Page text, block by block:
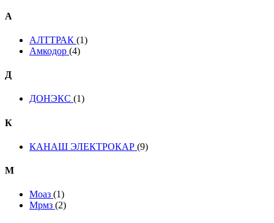
А
АЛТТРАК (1)
Амкодор (4)
Д
ДОНЭКС (1)
К
КАНАШ ЭЛЕКТРОКАР (9)
М
Моаз (1)
Мрмз (2)